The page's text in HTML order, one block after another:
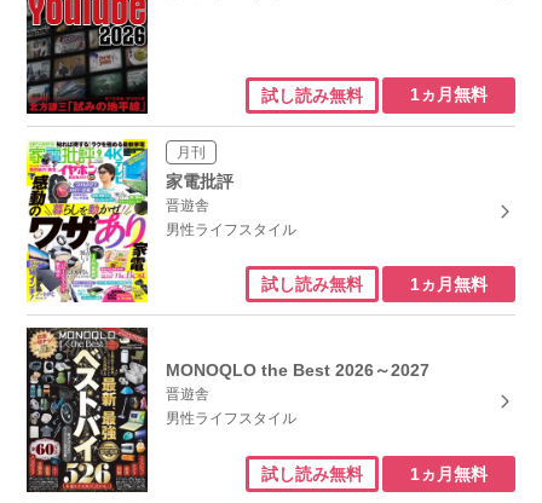
試し読み無料 1ヵ月無料
月刊
家電批評
晋遊舎
男性ライフスタイル
試し読み無料 1ヵ月無料
MONOQLO the Best 2026～2027
晋遊舎
男性ライフスタイル
試し読み無料 1ヵ月無料